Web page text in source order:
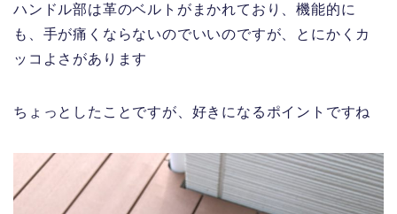
ハンドル部は革のベルトがまかれており、機能的に
も、手が痛くならないのでいいのですが、とにかくカ
ッコよさがあります
ちょっとしたことですが、好きになるポイントですね